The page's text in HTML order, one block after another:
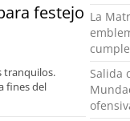
festejo
tranquilos.
fines del
La
Salida